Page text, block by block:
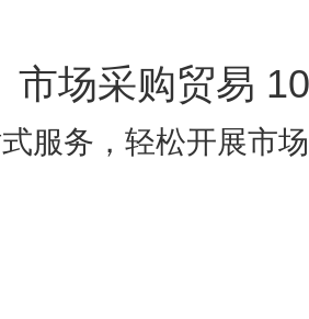
市场采购贸易
服务，轻松开展市